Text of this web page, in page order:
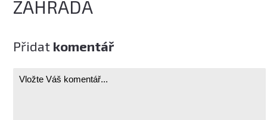
ZAHRADA
Přidat komentář